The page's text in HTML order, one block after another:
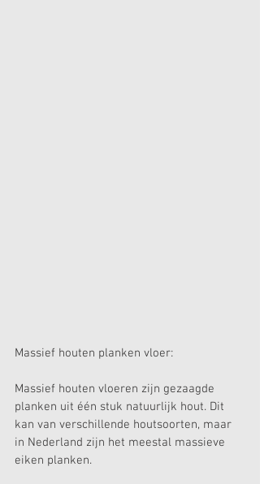
Massief houten planken vloer:
Massief houten vloeren zijn gezaagde
planken uit één stuk natuurlijk hout. Dit
kan van verschillende houtsoorten, maar
in Nederland zijn het meestal massieve
eiken planken.